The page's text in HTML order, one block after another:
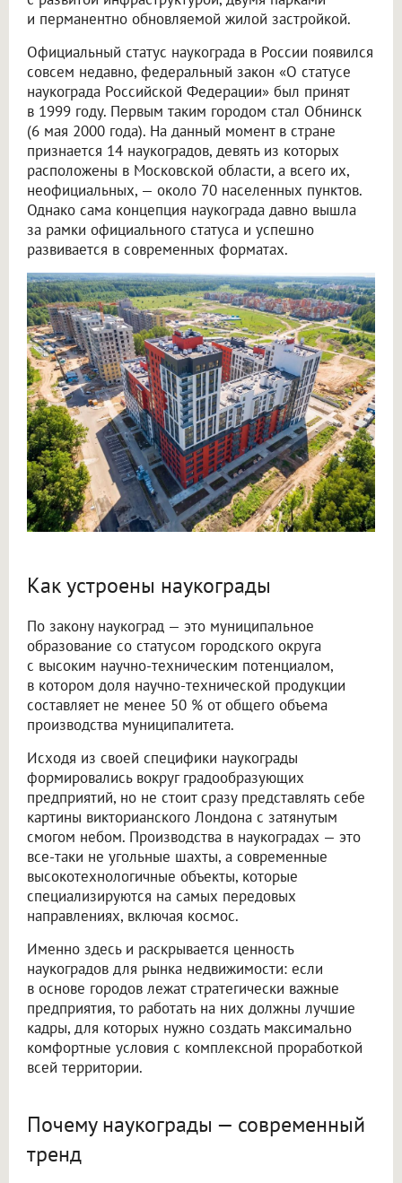
и перманентно обновляемой жилой застройкой.
Официальный статус наукограда в России появился
совсем недавно, федеральный закон «О статусе
наукограда Российской Федерации» был принят
в 1999 году. Первым таким городом стал Обнинск
(6 мая 2000 года). На данный момент в стране
признается 14 наукоградов, девять из которых
расположены в Московской области, а всего их,
неофициальных, — около 70 населенных пунктов.
Однако сама концепция наукограда давно вышла
за рамки официального статуса и успешно
развивается в современных форматах.
Как устроены наукограды
По закону наукоград — это муниципальное
образование со статусом городского округа
с высоким научно-техническим потенциалом,
в котором доля научно-технической продукции
составляет не менее 50 % от общего объема
производства муниципалитета.
Исходя из своей специфики наукограды
формировались вокруг градообразующих
предприятий, но не стоит сразу представлять себе
картины викторианского Лондона с затянутым
смогом небом. Производства в наукоградах — это
все-таки не угольные шахты, а современные
высокотехнологичные объекты, которые
специализируются на самых передовых
направлениях, включая космос.
Именно здесь и раскрывается ценность
наукоградов для рынка недвижимости: если
в основе городов лежат стратегически важные
предприятия, то работать на них должны лучшие
кадры, для которых нужно создать максимально
комфортные условия с комплексной проработкой
всей территории.
Почему наукограды — современный
тренд